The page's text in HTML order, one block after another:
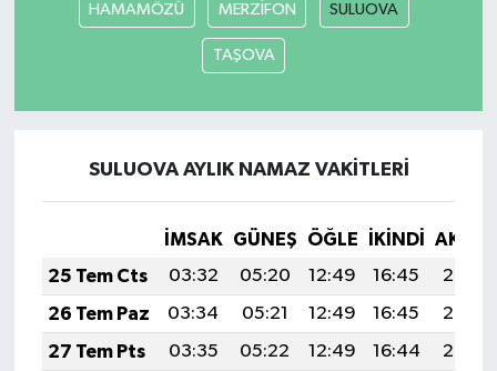
HAMAMÖZÜ MERZİFON SULUOVA
TAŞOVA
SULUOVA AYLIK NAMAZ VAKITLERI
İMSAK GÜNEŞ ÖĞLE İKINDI
25 Tem Cts
03:32 05:20 12:49 16:45
20:08
26 Tem Paz
03:34 05:21 12:49 16:45
20:07
27 Tem Pts
03:35 05:22 12:49 16:44
20:06